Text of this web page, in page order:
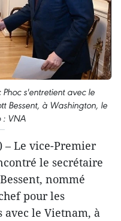
s'entretient avec le
Bessent, à Washington, le
: VNA
– Le vice-Premier
le secrétaire
nommé
pour les
le Vietnam, à